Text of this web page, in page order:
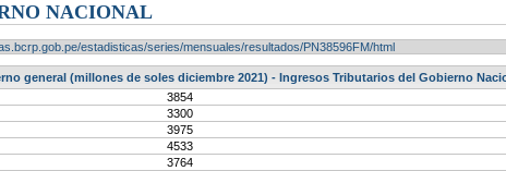
NACIONAL
estadisticas/series/mensuales/resultados/PN38596FM/html
general (millones de soles diciembre 2021) - Ingresos Tributarios del Gobierno
3854
3300
3975
4533
3764